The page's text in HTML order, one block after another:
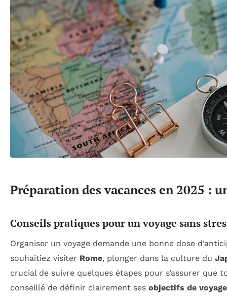
Préparation des vacances en 2025 :
Conseils pratiques pour un voyage sans
Organiser un voyage demande une bonne dose
souhaitiez visiter Rome, plonger dans la culture du
crucial de suivre quelques étapes pour s’assurer que
conseillé de définir clairement ses objectifs de voyage